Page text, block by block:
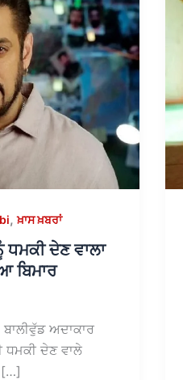
,ਖ਼ਾਸ ਖ਼ਬਰਾਂ
ਧਮਕੀ ਦੇਣ ਵਾਲਾ
ਬਿਮਾਰ
ਅਦਾਕਾਰ
ਧਮਕੀ ਦੇਣ ਵਾਲੇ
[…]